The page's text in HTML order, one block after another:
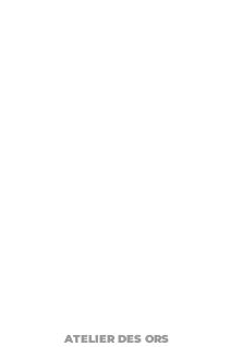
ATELIER DES ORS